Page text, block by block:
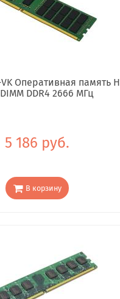
VK Оперативная память
DDR4 2666 МГц
5 186 руб.
В корзину